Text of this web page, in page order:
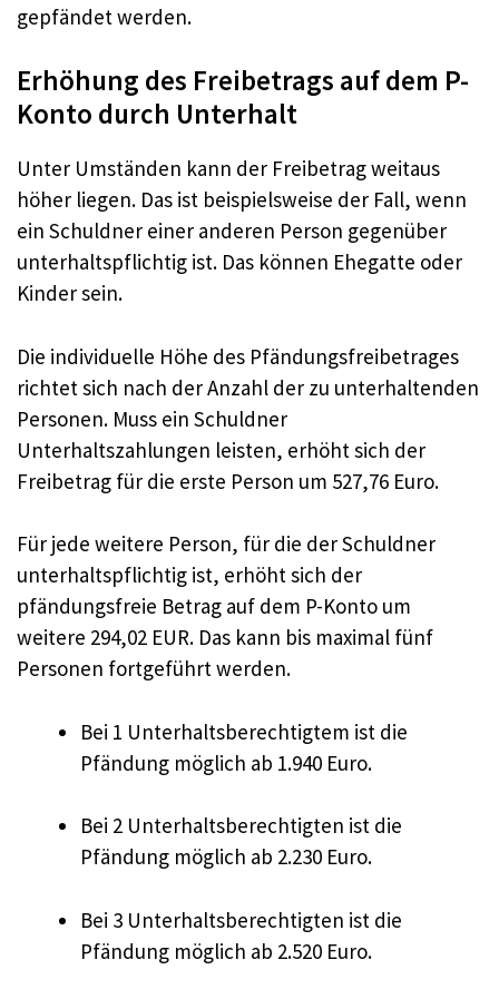
gepfändet werden.
Erhöhung des Freibetrags auf dem P-
Konto durch Unterhalt
Unter Umständen kann der Freibetrag weitaus
höher liegen. Das ist beispielsweise der Fall, wenn
ein Schuldner einer anderen Person gegenüber
unterhaltspflichtig ist. Das können Ehegatte oder
Kinder sein.
Die individuelle Höhe des Pfändungsfreibetrages
richtet sich nach der Anzahl der zu unterhaltenden
Personen. Muss ein Schuldner
Unterhaltszahlungen leisten, erhöht sich der
Freibetrag für die erste Person um 527,76 Euro.
Für jede weitere Person, für die der Schuldner
unterhaltspflichtig ist, erhöht sich der
pfändungsfreie Betrag auf dem P-Konto um
weitere 294,02 EUR. Das kann bis maximal fünf
Personen fortgeführt werden.
Bei 1 Unterhaltsberechtigtem ist die
Pfändung möglich ab 1.940 Euro.
Bei 2 Unterhaltsberechtigten ist die
Pfändung möglich ab 2.230 Euro.
Bei 3 Unterhaltsberechtigten ist die
Pfändung möglich ab 2.520 Euro.